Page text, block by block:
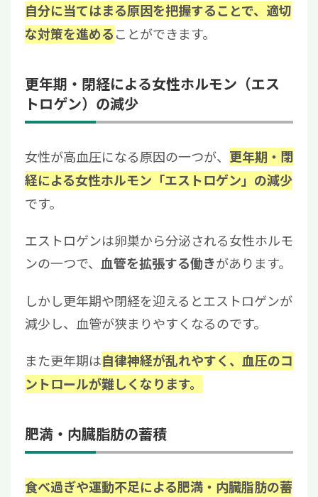
自分に当てはまる原因を把握することで、適切
な対策を進めることができます。
更年期・閉経による女性ホルモン（エス
トロゲン）の減少
女性が高血圧になる原因の一つが、 更年期・閉
経による女性ホルモン「エストロゲン」の減少
です。
エストロゲンは卵巣から分泌される女性ホルモ
ンの一つで、 血管を拡張する働きがあります。
しかし更年期や閉経を迎えるとエストロゲンが
減少し、血管が狭まりやすくなるのです。
また更年期は自律神経が乱れやすく、血圧のコ
ントロールが難しくなります。
肥満・内臓脂肪の蓄積
食べ過ぎや運動不足による肥満・内臓脂肪の蓄